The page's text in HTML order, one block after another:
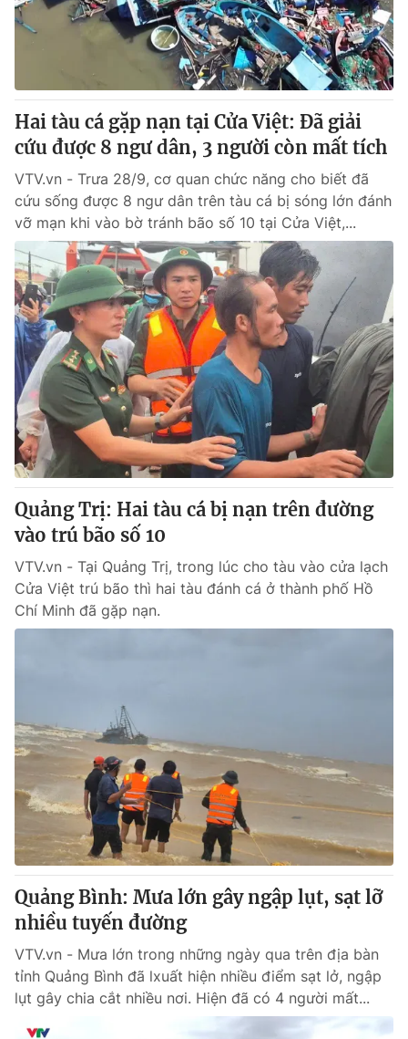
Sản phẩm
Tư vấn
Chuyên mục khác
Emagazine Podcast
Photo Infographic
Video Shorts video
VTV Money VTV Thể thao
VTV Sức khoẻ Bất động sản
Thị trường 24h Tấm lòng Việt
VTV4 Vươn mình bằng AI
VTV9 VTV8
Liên hệ tòa soạn English
Theo dõi báo trên
Cơ quan chủ quản:Đài Truyền hình Việt Nam
Cơ quan báo chí:Thời báo VTV
Giấy phép hoạt động báo in và báo điện tử số 483/GP-BTTTT
cấp ngày 29/12/2023
Tổng Biên tập:Vũ Thanh Thủy
Phó Tổng Biên tập: Nguyễn Thị Mỹ Hạnh, Phạm Quốc Thắng,
Nguyễn Trọng Ninh
024.38 355 931 - 024.38 355 932
Ðiện thoại Thời báo VTV:024.66 897 897
Email:toasoan@vtv.vn
024-7300.7108
Hai tàu cá gặp nạn tại Cửa Việt: Đã giải
cứu được 8 ngư dân, 3 người còn mất tích
VTV.vn - Trưa 28/9, cơ quan chức năng cho biết đã
cứu sống được 8 ngư dân trên tàu cá bị sóng lớn đánh
vỡ mạn khi vào bờ tránh bão số 10 tại Cửa Việt,...
Quảng Trị: Hai tàu cá bị nạn trên đường
vào trú bão số 10
VTV.vn - Tại Quảng Trị, trong lúc cho tàu vào cửa lạch
Cửa Việt trú bão thì hai tàu đánh cá ở thành phố Hồ
Chí Minh đã gặp nạn.
Quảng Bình: Mưa lớn gây ngập lụt, sạt lỡ
nhiều tuyến đường
VTV.vn - Mưa lớn trong những ngày qua trên địa bàn
tỉnh Quảng Bình đã lxuất hiện nhiều điểm sạt lở, ngập
lụt gây chia cắt nhiều nơi. Hiện đã có 4 người mất...